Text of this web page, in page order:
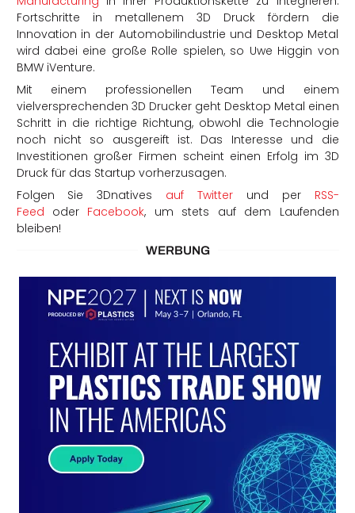
Fortschritte in metallenem 3D Druck fördern die
Innovation in der Automobilindustrie und Desktop Metal
wird dabei eine große Rolle spielen, so Uwe Higgin von
BMW iVenture.
Mit einem professionellen Team und einem
vielversprechenden 3D Drucker geht Desktop Metal einen
Schritt in die richtige Richtung, obwohl die Technologie
noch nicht so ausgereift ist. Das Interesse und die
Investitionen großer Firmen scheint einen Erfolg im 3D
Druck für das Startup vorherzusagen.
Folgen Sie 3Dnatives auf Twitterund per RSS-
Feed oder Facebook, um stets auf dem Laufenden
bleiben!
WERBUNG